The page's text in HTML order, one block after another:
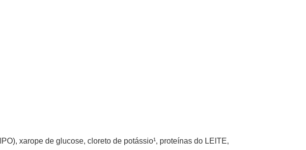
xarope de glucose, cloreto de potássio¹, proteínas do LEITE,